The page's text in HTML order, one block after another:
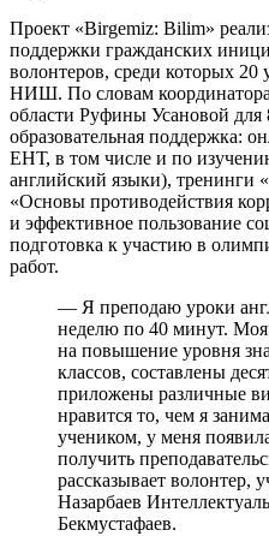
Проект «Birgemiz: Bilim»
поддержки гражданских
волонтеров, среди которых 20
НИШ. По словам
области Руфины Усановой для
образовательная поддержка:
ЕНТ, в том числе и по
английский языки), тренинги
«Основы противодействия
и эффективное пользование
подготовка к участию в
работ.
— Я преподаю уроки
неделю по 40 минут.
на повышение уровня
классов, составлены
приложены различные
нравится то, чем я
учеником, у меня
получить
рассказывает волонтер,
Назарбаев
Бекмустафаев.